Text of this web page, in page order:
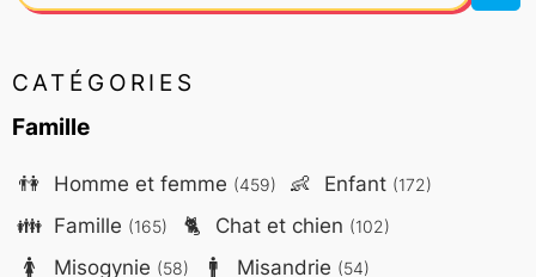
CATÉGORIES
Famille
👫 Homme et femme (459) 👶 Enfant (172)
👪 Famille (165) 🐈 Chat et chien (102)
🚺 Misogynie (58) 🚹 Misandrie (54)